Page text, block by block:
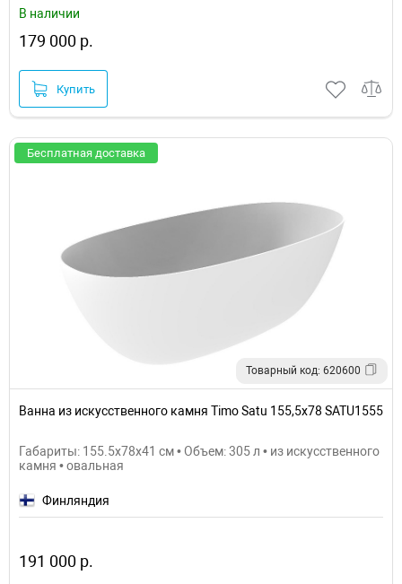
В наличии
179 000 р.
Купить
Бесплатная доставка
Товарный код: 620600
Ванна из искусственного камня Timo Satu 155,5x78 SATU1555
Габариты: 155.5x78x41 см • Объем: 305 л • из искусственного
камня • овальная
Финляндия
191 000 р.